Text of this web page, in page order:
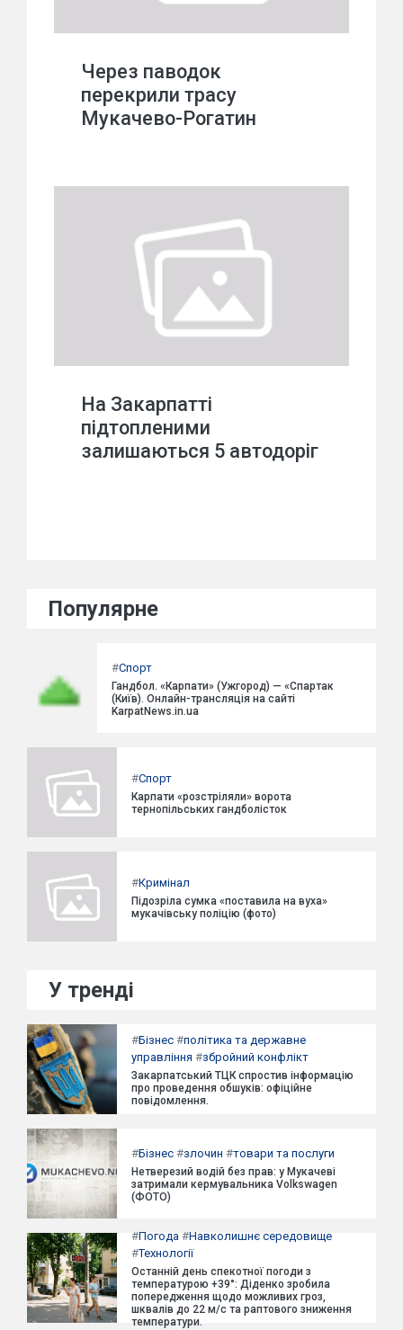
Через паводок
перекрили трасу
Мукачево-Рогатин
На Закарпатті
підтопленими
залишаються 5 автодоріг
Популярне
#Спорт
Гандбол. «Карпати» (Ужгород) — «Спартак
(Київ). Онлайн-трансляція на сайті
KarpatNews.in.ua
#Спорт
Карпати «розстріляли» ворота
тернопільських гандболісток
#Кримінал
Підозріла сумка «поставила на вуха»
мукачівську поліцію (фото)
У тренді
#Бізнес #політика та державне
управління #збройний конфлікт
Закарпатський ТЦК спростив інформацію
про проведення обшуків: офіційне
повідомлення.
#Бізнес #злочин #товари та послуги
Нетверезий водій без прав: у Мукачеві
затримали кермувальника Volkswagen
(ФОТО)
#Погода #Навколишнє середовище
#Технології
Останній день спекотної погоди з
температурою +39°: Діденко зробила
попередження щодо можливих гроз,
шквалів до 22 м/с та раптового зниження
температури.